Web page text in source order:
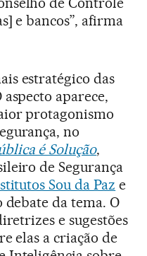
e bancos”, afirma
estratégico das
aspecto aparece,
protagonismo
no
é Solução,
de Segurança
Sou da Paz e
da tema. O
e sugestões
elas a criação de